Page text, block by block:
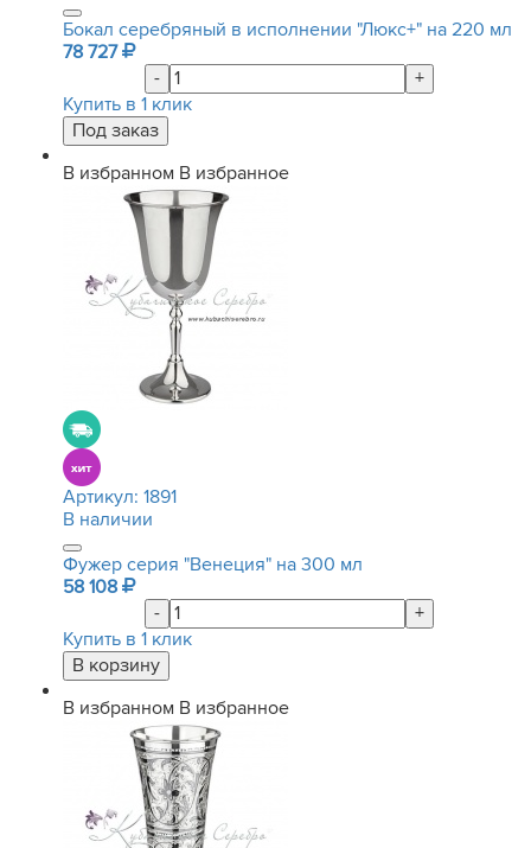
Бокал серебряный в исполнении "Люкс+" на 220 мл
78 727
-
+
Купить в 1 клик
В избранном В избранное
Артикул: 1891
В наличии
Фужер серия "Венеция" на 300 мл
58 108
-
+
Купить в 1 клик
В избранном В избранное